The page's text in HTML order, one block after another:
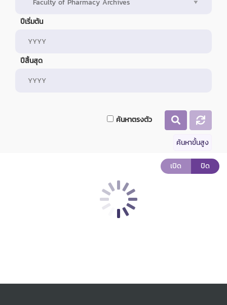
ปีเริ่มต้น
ปีสิ้นสุด
ค้นหาตรงตัว
ค้นหาขั้นสูง
เปิด ปิด